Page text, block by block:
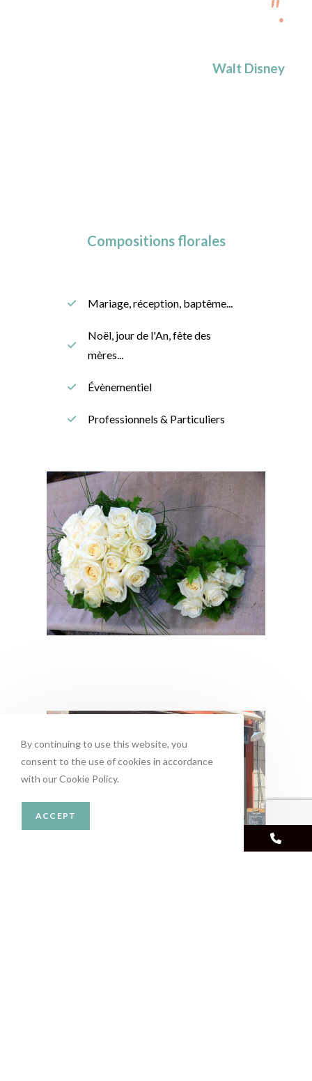
".
Walt Disney
Compositions florales
Mariage, réception, baptême...
Noël, jour de l'An, fête des
mères...
Évènementiel
Professionnels & Particuliers
By continuing to use this website, you
consent to the use of cookies in accordance
with our Cookie Policy.
ACCEPT